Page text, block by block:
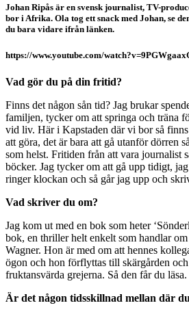
Johan Ripås är en svensk journalist, TV-
bor i Afrika. Ola tog ett snack med Johan, se
du bara vidare ifrån länken.
https://www.youtube.com/
Vad gör du på din fritid?
Finns det någon sån tid? Jag brukar
familjen, tycker om att springa och träna
vid liv. Här i Kapstaden där vi bor så
att göra, det är bara att gå utanför dörren
som helst. Fritiden från att vara journalist
böcker. Jag tycker om att gå upp tidigt,
ringer klockan och så går jag upp och
Vad skriver du om?
Jag kom ut med en bok som heter
bok, en thriller helt enkelt som handlar
Wagner. Hon är med om att hennes
ögon och hon förflyttas till skärgården
fruktansvärda grejerna. Så den får du läsa.
Är det någon tidsskillnad mellan där